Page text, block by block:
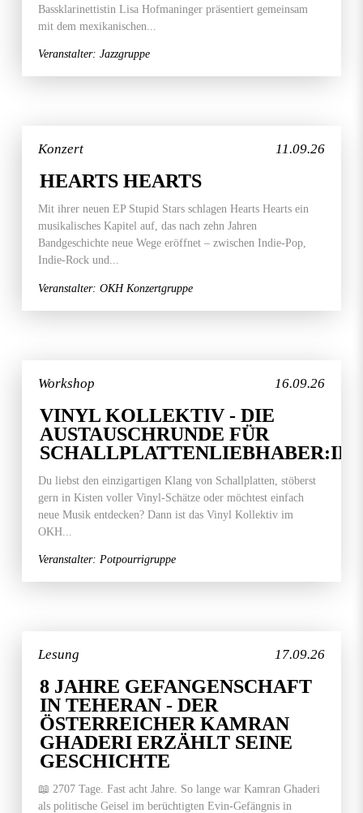
Bassklarinettistin Lisa Hofmaninger präsentiert gemeinsam
mit dem mexikanischen...
Veranstalter: Jazzgruppe
11.09.26
Konzert
HEARTS HEARTS
Mit ihrer neuen EP Stupid Stars schlagen Hearts Hearts ein
musikalisches Kapitel auf, das nach zehn Jahren
Bandgeschichte neue Wege eröffnet – zwischen Indie-Pop,
Indie-Rock und...
Veranstalter: OKH Konzertgruppe
16.09.26
Workshop
VINYL KOLLEKTIV - DIE
AUSTAUSCHRUNDE FÜR
Du liebst den einzigartigen Klang von Schallplatten, stöberst
gern in Kisten voller Vinyl-Schätze oder möchtest einfach
neue Musik entdecken? Dann ist das Vinyl Kollektiv im
OKH...
Veranstalter: Potpourrigruppe
17.09.26
Lesung
8 JAHRE GEFANGENSCHAFT
IN TEHERAN - DER
ÖSTERREICHER KAMRAN
GHADERI ERZÄHLT SEINE
GESCHICHTE
📖 2707 Tage. Fast acht Jahre. So lange war Kamran Ghaderi
als politische Geisel im berüchtigten Evin-Gefängnis in